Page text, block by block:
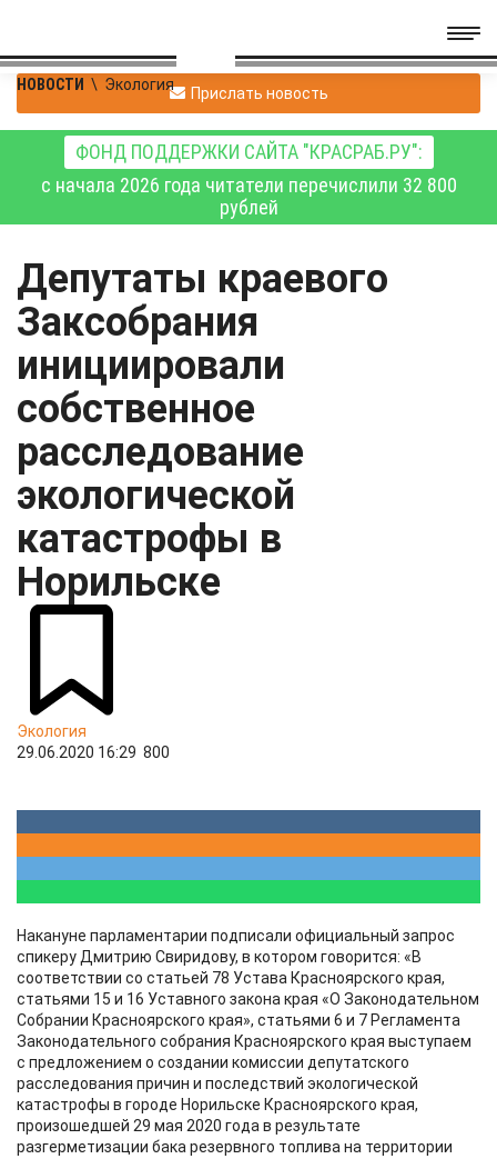
НОВОСТИ \ Экология Прислать новость
ФОНД ПОДДЕРЖКИ САЙТА "КРАСРАБ.РУ":
с начала 2026 года читатели перечислили 32 800
рублей
Депутаты краевого
Заксобрания
инициировали
собственное
расследование
экологической
катастрофы в
Норильске
Экология
29.06.2020 16:29 800
Накануне парламентарии подписали официальный запрос
спикеру Дмитрию Свиридову, в котором говорится: «В
соответствии со статьей 78 Устава Красноярского края,
статьями 15 и 16 Уставного закона края «О Законодательном
Собрании Красноярского края», статьями 6 и 7 Регламента
Законодательного собрания Красноярского края выступаем
с предложением о создании комиссии депутатского
расследования причин и последствий экологической
катастрофы в городе Норильске Красноярского края,
произошедшей 29 мая 2020 года в результате
разгерметизации бака резервного топлива на территории